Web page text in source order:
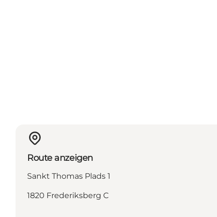
Route anzeigen
Sankt Thomas Plads 1
1820 Frederiksberg C